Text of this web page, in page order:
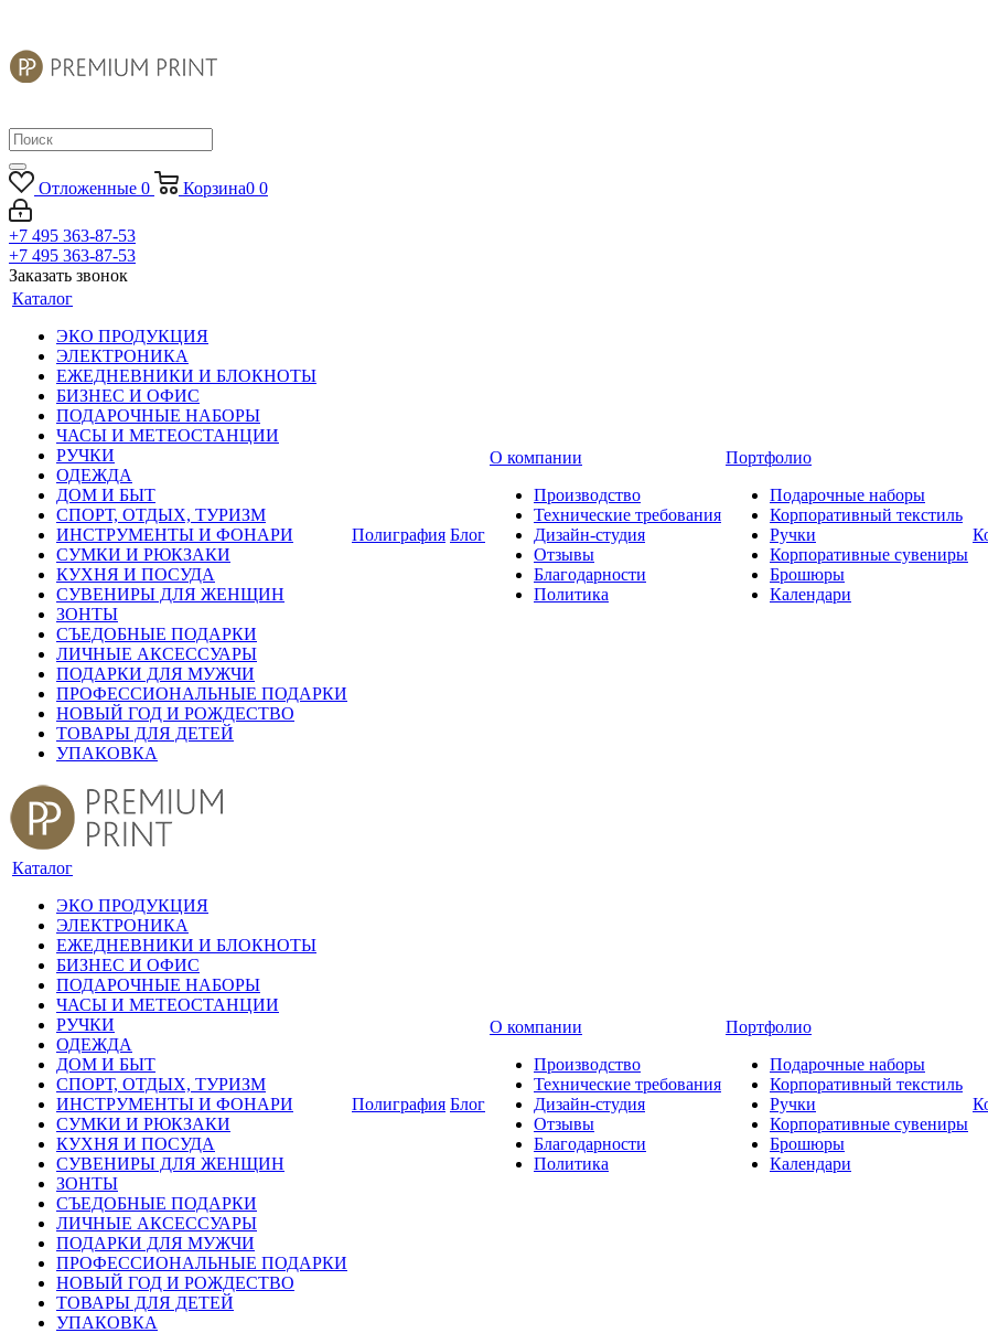
Отложенные 0 Корзина0 0
+7 495 363-87-53
+7 495 363-87-53
Заказать звонок
Каталог
ЭКО ПРОДУКЦИЯ
ЭЛЕКТРОНИКА
ЕЖЕДНЕВНИКИ И БЛОКНОТЫ
БИЗНЕС И ОФИС
ПОДАРОЧНЫЕ НАБОРЫ
ЧАСЫ И МЕТЕОСТАНЦИИ
РУЧКИ
ОДЕЖДА
ДОМ И БЫТ
СПОРТ, ОТДЫХ, ТУРИЗМ
ИНСТРУМЕНТЫ И ФОНАРИ
СУМКИ И РЮКЗАКИ
КУХНЯ И ПОСУДА
СУВЕНИРЫ ДЛЯ ЖЕНЩИН
ЗОНТЫ
СЪЕДОБНЫЕ ПОДАРКИ
ЛИЧНЫЕ АКСЕССУАРЫ
ПОДАРКИ ДЛЯ МУЖЧИ
ПРОФЕССИОНАЛЬНЫЕ ПОДАРКИ
НОВЫЙ ГОД И РОЖДЕСТВО
ТОВАРЫ ДЛЯ ДЕТЕЙ
УПАКОВКА
Полиграфия Блог
О компании
Производство
Технические требования
Дизайн-студия
Отзывы
Благодарности
Политика
Портфолио
Подарочные наборы
Корпоративный текстиль
Ручки
Корпоративные сувениры
Брошюры
Календари
Каталог
ЭКО ПРОДУКЦИЯ
ЭЛЕКТРОНИКА
ЕЖЕДНЕВНИКИ И БЛОКНОТЫ
БИЗНЕС И ОФИС
ПОДАРОЧНЫЕ НАБОРЫ
ЧАСЫ И МЕТЕОСТАНЦИИ
РУЧКИ
ОДЕЖДА
ДОМ И БЫТ
СПОРТ, ОТДЫХ, ТУРИЗМ
ИНСТРУМЕНТЫ И ФОНАРИ
СУМКИ И РЮКЗАКИ
КУХНЯ И ПОСУДА
СУВЕНИРЫ ДЛЯ ЖЕНЩИН
ЗОНТЫ
СЪЕДОБНЫЕ ПОДАРКИ
ЛИЧНЫЕ АКСЕССУАРЫ
ПОДАРКИ ДЛЯ МУЖЧИ
ПРОФЕССИОНАЛЬНЫЕ ПОДАРКИ
НОВЫЙ ГОД И РОЖДЕСТВО
ТОВАРЫ ДЛЯ ДЕТЕЙ
УПАКОВКА
Полиграфия Блог
О компании
Производство
Технические требования
Дизайн-студия
Отзывы
Благодарности
Политика
Портфолио
Подарочные наборы
Корпоративный текстиль
Ручки
Корпоративные сувениры
Брошюры
Календари